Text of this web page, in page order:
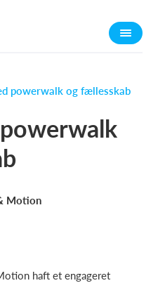
powerwalk og fællesskab
Motion
haft et engageret